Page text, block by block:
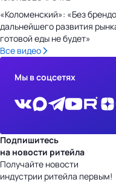
«Коломенский»: «Без
дальнейшего развития
готовой еды не будет»
Все видео
Мы в соцсетях
Подпишитесь
на новости ритейла
Получайте новости
индустрии ритейла первым!